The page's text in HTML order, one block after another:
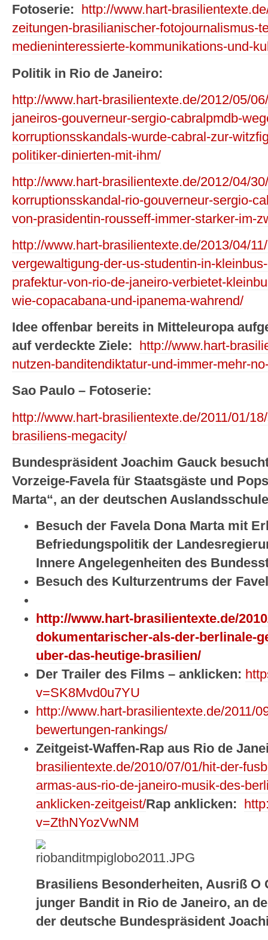
Fotoserie:
http://www.hart-
zeitungen-brasilianischer-fotojournalismus-
medieninteressierte-kommunikations-und-
Politik in Rio de Janeiro:
http://www.hart-brasilientexte.de/2012/05/
janeiros-gouverneur-sergio-cabralpmdb-
korruptionsskandals-wurde-cabral-zur-
politiker-dinierten-mit-ihm/
http://www.hart-brasilientexte.de/2012/04/
korruptionsskandal-rio-gouverneur-sergio-
von-prasidentin-rousseff-immer-starker-im-
http://www.hart-brasilientexte.de/2013/04/
vergewaltigung-der-us-studentin-in-
prafektur-von-rio-de-janeiro-verbietet-
wie-copacabana-und-ipanema-wahrend/
Idee offenbar bereits in Mitteleuropa
auf verdeckte Ziele:
http://www.hart-
nutzen-banditendiktatur-und-immer-mehr-
Sao Paulo – Fotoserie:
http://www.hart-brasilientexte.de/2011/01/
brasiliens-megacity/
Bundespräsident Joachim Gauck
Vorzeige-Favela für Staatsgäste und
Marta“, an der deutschen
Besuch der Favela Dona Marta mit
Befriedungspolitik der
Innere Angelegenheiten des
Besuch des Kulturzentrums der
http://www.hart-brasilientexte.de/
dokumentarischer-als-der-berlinale-
uber-das-heutige-brasilien/
Der Trailer des Films – anklicken:
v=SK8Mvd0u7YU
http://www.hart-brasilientexte.de/2011/
bewertungen-rankings/
Zeitgeist-Waffen-Rap aus Rio de
brasilientexte.de/2010/07/01/hit-der-
armas-aus-rio-de-janeiro-musik-des-
anklicken-zeitgeist/Rap anklicken:
v=ZthNYozVwNM
Brasiliens Besonderheiten, Ausriß O
junger Bandit in Rio de Janeiro, an
der deutsche Bundespräsident